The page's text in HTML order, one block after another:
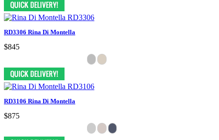
RD3306 Rina Di Montella
$845
RD3106 Rina Di Montella
$875